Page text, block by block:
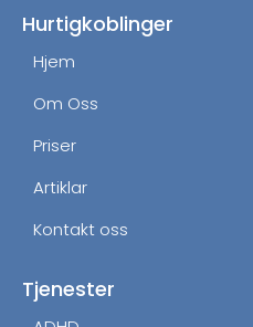
o
k
g
Hurtigkoblinger
Hjem
Om Oss
Priser
Artiklar
Kontakt oss
Tjenester